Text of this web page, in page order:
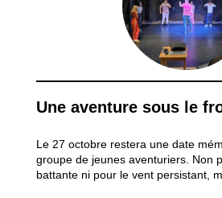
Une aventure sous le
Le 27 octobre restera une date
groupe de jeunes aventuriers. Non
battante ni pour le vent persistant,